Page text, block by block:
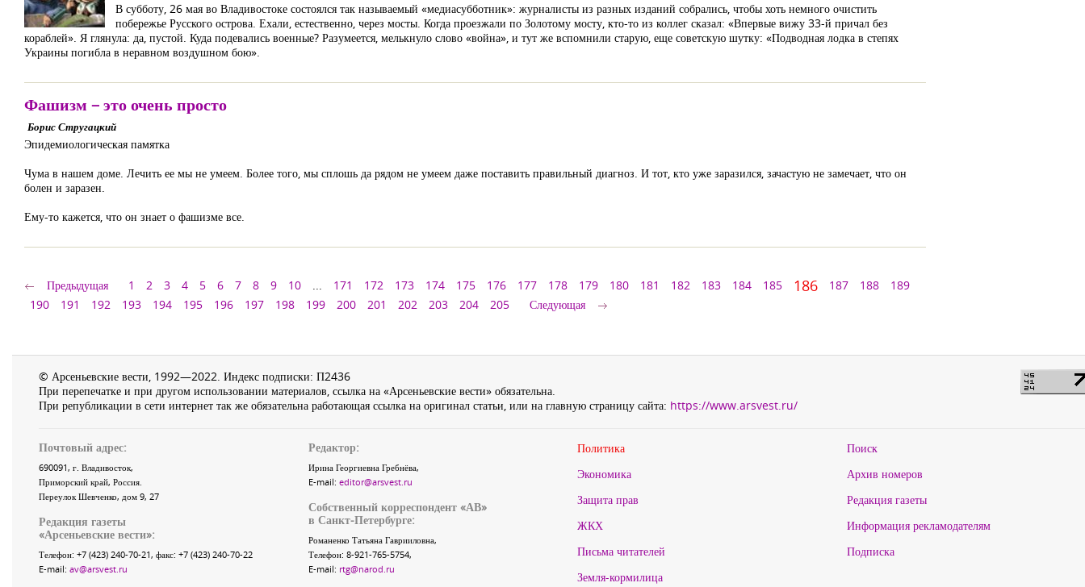
В субботу, 26 мая во Владивостоке состоялся так называемый «медиасубботник»: журналисты из разных изданий собрались, чтобы хоть немного очистить
побережье Русского острова. Ехали, естественно, через мосты. Когда проезжали по Золотому мосту, кто-то из коллег сказал: «Впервые вижу 33-й причал без
кораблей». Я глянула: да, пустой. Куда подевались военные? Разумеется, мелькнуло слово «война», и тут же вспомнили старую, еще советскую шутку: «Подводная лодка в степях
Украины погибла в неравном воздушном бою».
Фашизм – это очень просто
Борис Стругацкий
Эпидемиологическая памятка
Чума в нашем доме. Лечить ее мы не умеем. Более того, мы сплошь да рядом не умеем даже поставить правильный диагноз. И тот, кто уже заразился, зачастую не замечает, что он
болен и заразен.
Ему-то кажется, что он знает о фашизме все.
Предыдущая 1 2 3 4 5 6 7 8 9 10 ... 171 172 173 174 175 176 177 178 179 180 181 182 183 184 185 186 187 188
189
190
191 192 193 194 195 196 197 198 199 200 201 202 203 204 205 Следующая
© Арсеньевские вести, 1992—2022. Индекс подписки: П2436
При перепечатке и при другом использовании материалов, ссылка на «Арсеньевские вести» обязательна.
При републикации в сети интернет так же обязательна работающая ссылка на оригинал статьи, или на главную страницу сайта: https://www.arsvest.ru/
Почтовый адрес:
690091, г. Владивосток,
Приморский край, Россия.
Переулок Шевченко, дом 9, 27
Редакция газеты
«Арсеньевские вести»:
Телефон: +7 (423) 240-70-21, факс: +7 (423) 240-70-22
E-mail: av@arsvest.ru
Редактор:
Ирина Георгиевна Гребнёва,
E-mail: editor@arsvest.ru
Собственный корреспондент «АВ»
в Санкт-Петербурге:
Романенко Татьяна Гаврииловна,
Телефон: 8-921-765-5754,
E-mail: rtg@narod.ru
Политика
Экономика
Защита прав
ЖКХ
Письма читателей
Земля-кормилица
Поиск
Архив номеров
Редакция газеты
Информация рекламодателям
Подписка